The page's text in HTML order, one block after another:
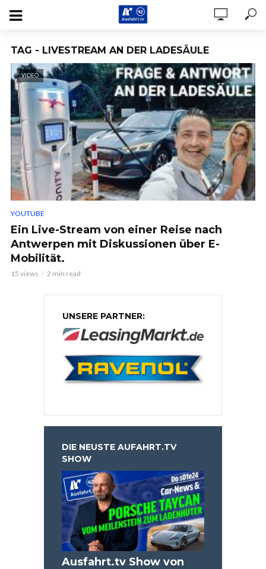
TAG - LIVESTREAM AN DER LADESÄULE
VIDEO
YOUTUBE
Ein Live-Stream von einer Reise nach
Antwerpen mit Diskussionen über E-
Mobilität.
15 views 2 min read
UNSERE PARTNER:
DIE NEUSTE AUFAHRT.TV
SHOW
Ausfahrt.tv Show von